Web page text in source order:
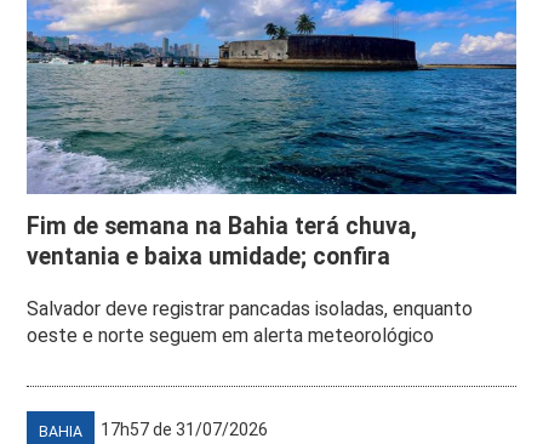
Fim de semana na Bahia terá chuva,
ventania e baixa umidade; confira
Salvador deve registrar pancadas isoladas, enquanto
oeste e norte seguem em alerta meteorológico
BAHIA 17h57 de 31/07/2026